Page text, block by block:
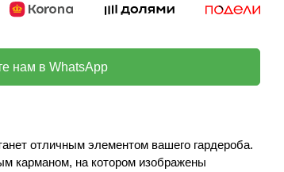
нам в WhatsApp
отличным элементом вашего гардероба.
карманом, на котором изображены